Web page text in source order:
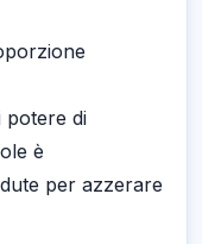
potere di
è
per azzerare